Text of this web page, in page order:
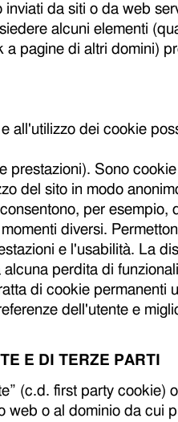
da siti o da web
alcuni elementi
a pagine di altri domini)
all'utilizzo dei cookie
prestazioni). Sono
del sito in modo
per esempio,
diversi.
e l'usabilità. La
perdita di
di cookie permanenti
dell'utente e
E DI TERZE PARTI
(c.d. first party cookie)
web o al dominio da cui